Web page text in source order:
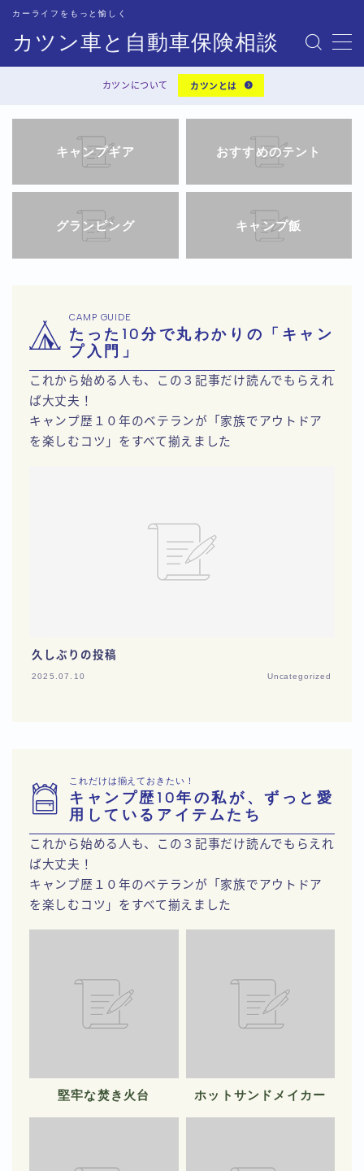
カツン車と自動車保険相談
カーライフをもっと愉しく
MENU
運営者情報
カツンについて カツンとは
キャンプギア おすすめのテント
グランピング キャンプ飯
CAMP GUIDE
たった10分で丸わかりの「キャン
プ入門」
これから始める人も、この３記事だけ読んでもらえれ
ば大丈夫！
キャンプ歴１０年のベテランが「家族でアウトドア
を楽しむコツ」をすべて揃えました
久しぶりの投稿
2025.07.10 Uncategorized
これだけは揃えておきたい！
キャンプ歴10年の私が、ずっと愛
用しているアイテムたち
これから始める人も、この３記事だけ読んでもらえれ
ば大丈夫！
キャンプ歴１０年のベテランが「家族でアウトドア
を楽しむコツ」をすべて揃えました
堅牢な焚き火台 ホットサンドメイカー